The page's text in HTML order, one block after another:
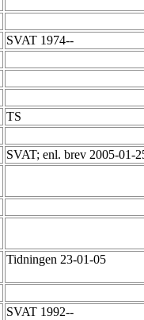
SVAT 1974--
TS
SVAT; enl. brev 2005-01-
Tidningen 23-01-05
SVAT 1992--